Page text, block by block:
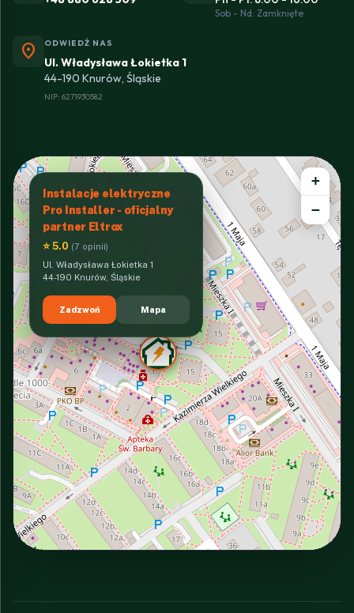
Sob - Nd: Zamknięte
location_on ODWIEDŹ NAS
Ul. Władysława Łokietka 1
44-190 Knurów, Śląskie
NIP: 6271930582
Instalacje elektryczne
Pro Installer - oficjalny
partner Eltrox
⭐ 5.0 (7 opinii)
Ul. Władysława Łokietka 1
44-190 Knurów, Śląskie
Zadzwoń Mapa
+
−
INTERACTIVE VIEW